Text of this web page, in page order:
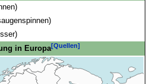
in Europa[Quellen]